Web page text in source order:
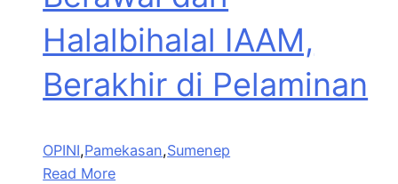
Halalbihalal IAAM,
Berakhir di Pelaminan
OPINI,Pamekasan,Sumenep
Read More